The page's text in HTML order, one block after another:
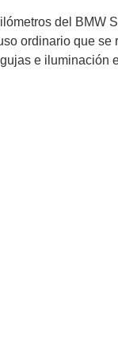
del BMW
ordinario que se
e iluminación